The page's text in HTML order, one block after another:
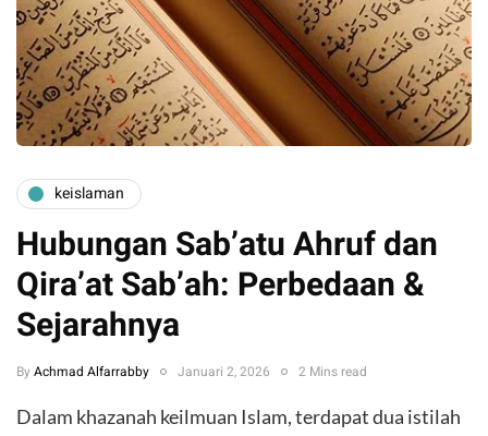
keislaman
Hubungan Sab’atu Ahruf dan
Qira’at Sab’ah: Perbedaan &
Sejarahnya
By Achmad Alfarrabby Januari 2, 2026 2 Mins read
Dalam khazanah keilmuan Islam, terdapat dua istilah